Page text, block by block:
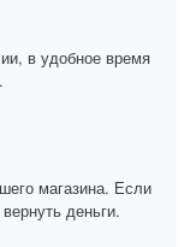
в удобное время
магазина. Если
деньги.